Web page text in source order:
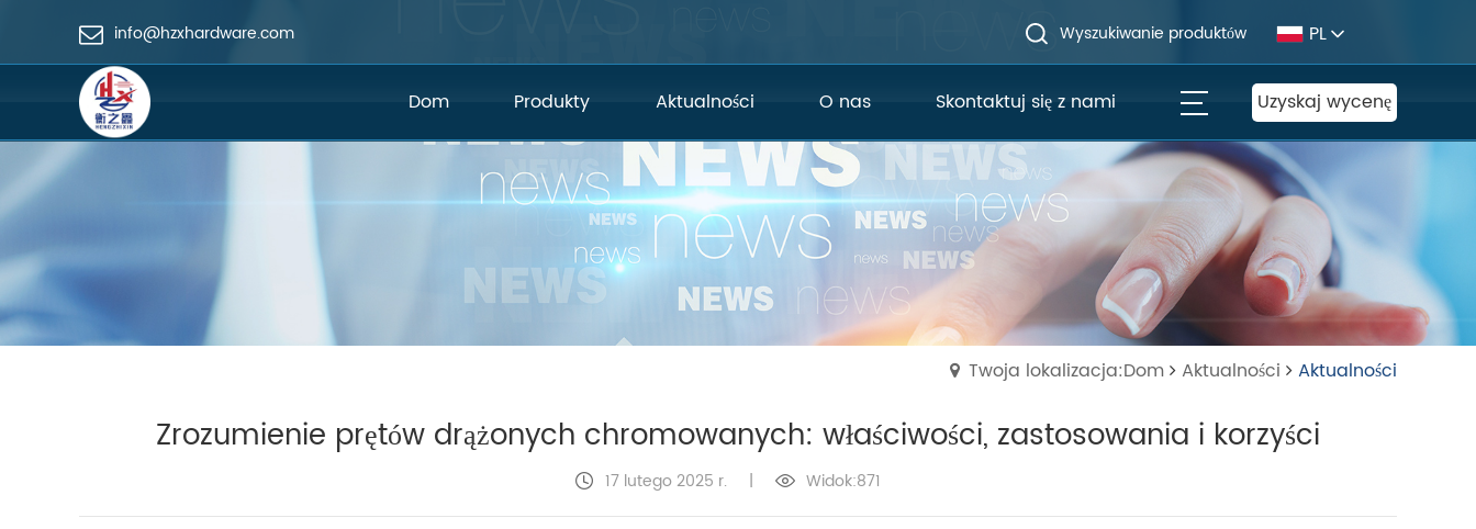
info@hzxhardware.com Wyszukiwanie produktów PL
Dom Produkty Aktualności O nas Skontaktuj się z nami Uzyskaj wycenę
Twoja lokalizacja:Dom Aktualności Aktualności
Zrozumienie prętów drążonych chromowanych: właściwości, zastosowania i korzyści
17 lutego 2025 r. | Widok:871